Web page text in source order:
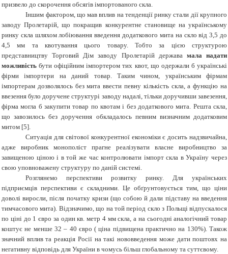
призвело до скорочення обсягів імпортованого скла.
Іншим фактором, що мав вплив на тенденції ринку стали дії крупного
заводу Пролетарій, що покращив конкурентне становище на українському
ринку скла шляхом лобіювання введення додаткового мита на скло від 3,5 до
4,5 мм та квотування цього товару. Тобто за цією структурою
представництву Торговий Дім заводу Пролетарій державамала надати
можливість бути офіційним імпортером тих квот, що одержали б українські
фірми імпортери на даний товар. Таким чином, українським фірмам
імпортерам дозволялось без мита ввести певну кількість скла, а функцію на
ввезення було доручене структурі заводу надалі, тільки доручивши завезення,
фірма могла б закупити товар по квотам і без додаткового мита. Решта скла,
що завозилось без доручення обкладалось певним визначним додатковим
митом [5].
Ситуація для світової конкурентної економіки є досить надзвичайна,
адже виробник монополіст прагне реалізувати власне виробництво за
завищеною ціною і в той же час контролювати імпорт скла в Україну через
свою уповноважену структуру по даній системі.
Розглянемо перспективи розвитку ринку. Для українських
підприємців перспективи є складними. Це обґрунтовується тим, що ціни
доволі виросли, після початку кризи (що собою й дали підставу на введення
тимчасового мита). Відзначимо, що на той період скло з Польщі відпускалося
по ціні до 1 євро за один кв. метр 4 мм скла, а на сьогодні аналогічний товар
коштує не менше 32 – 40 євро ( ціна підвищена практично на 130%). Також
значний вплив та реакція Росії на такі нововведення може дати поштовх на
негативну відповідь для України в чомусь більш глобальному та суттєвому.